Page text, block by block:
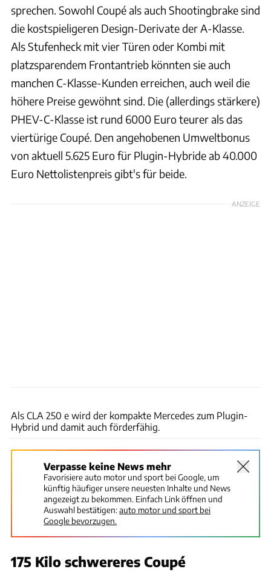
sprechen. Sowohl Coupé als auch Shootingbrake sind
die kostspieligeren Design-Derivate der A-Klasse.
Als Stufenheck mit vier Türen oder Kombi mit
platzsparendem Frontantrieb könnten sie auch
manchen C-Klasse-Kunden erreichen, auch weil die
höhere Preise gewöhnt sind. Die (allerdings stärkere)
PHEV-C-Klasse ist rund 6000 Euro teurer als das
viertürige Coupé. Den angehobenen Umweltbonus
von aktuell 5.625 Euro für Plugin-Hybride ab 40.000
Euro Nettolistenpreis gibt's für beide.
ANZEIGE
Als CLA 250 e wird der kompakte Mercedes zum Plugin-
Hybrid und damit auch förderfähig.
Verpasse keine News mehr
Favorisiere auto motor und sport bei Google, um
künftig häufiger unsere neuesten Inhalte und News
angezeigt zu bekommen. Einfach Link öffnen und
Auswahl bestätigen:auto motor und sport bei
Google bevorzugen.
175 Kilo schwereres Coupé